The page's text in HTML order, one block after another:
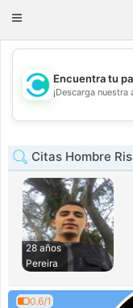
Toggle
💖
Encuentra tu
¡Descarga
Citas Hombre
28 años
Pereira
0.6/1